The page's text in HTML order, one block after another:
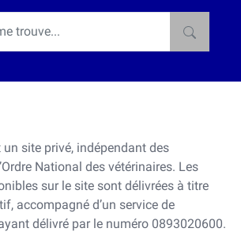
un site privé, indépendant des
National des vétérinaires. Les
sur le site sont délivrées à titre
accompagné d’un service de
délivré par le numéro 0893020600.